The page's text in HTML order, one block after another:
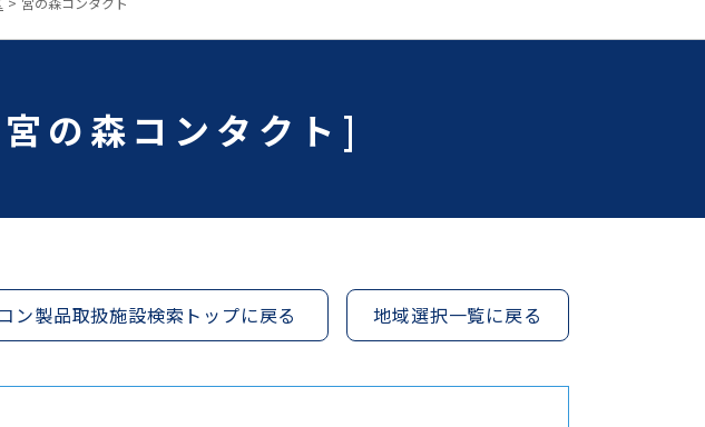
の森コンタクト]
ン製品取扱施設検索トップに戻る 地域選択一覧に戻る